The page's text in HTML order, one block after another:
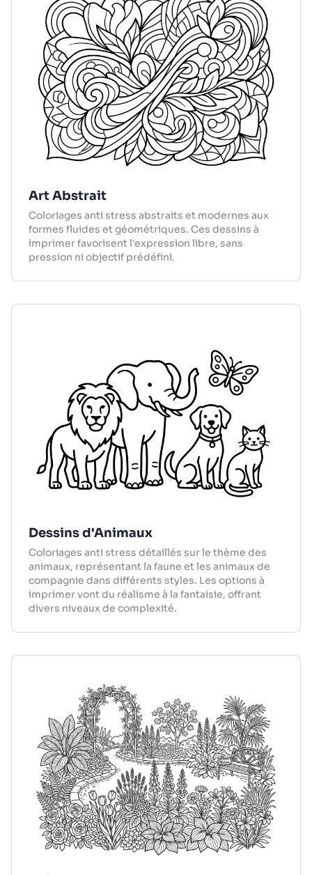
Art Abstrait
Coloriages anti stress abstraits et modernes aux
formes fluides et géométriques. Ces dessins à
imprimer favorisent l'expression libre, sans
pression ni objectif prédéfini.
Dessins d'Animaux
Coloriages anti stress détaillés sur le thème des
animaux, représentant la faune et les animaux de
compagnie dans différents styles. Les options à
imprimer vont du réalisme à la fantaisie, offrant
divers niveaux de complexité.